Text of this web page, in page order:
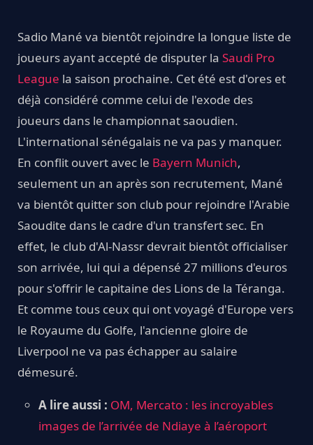
Sadio Mané va bientôt rejoindre la longue liste de
joueurs ayant accepté de disputer la Saudi Pro
League la saison prochaine. Cet été est d'ores et
déjà considéré comme celui de l'exode des
joueurs dans le championnat saoudien.
L'international sénégalais ne va pas y manquer.
En conflit ouvert avec le Bayern Munich,
seulement un an après son recrutement, Mané
va bientôt quitter son club pour rejoindre l'Arabie
Saoudite dans le cadre d'un transfert sec. En
effet, le club d'Al-Nassr devrait bientôt officialiser
son arrivée, lui qui a dépensé 27 millions d'euros
pour s'offrir le capitaine des Lions de la Téranga.
Et comme tous ceux qui ont voyagé d'Europe vers
le Royaume du Golfe, l'ancienne gloire de
Liverpool ne va pas échapper au salaire
démesuré.
A lire aussi : OM, Mercato : les incroyables
images de l’arrivée de Ndiaye à l’aéroport